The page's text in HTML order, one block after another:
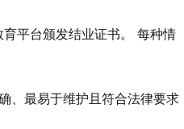
平台颁发结业证书。 每种情
、最易于维护且符合法律要求